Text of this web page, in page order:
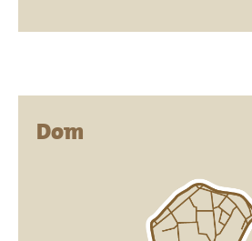
Dom